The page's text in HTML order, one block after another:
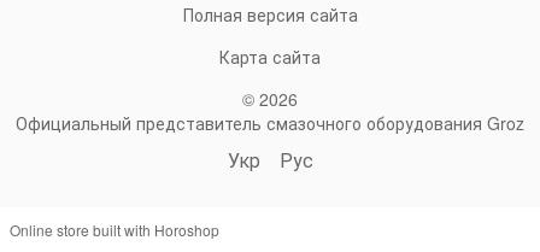
Полная версия сайта
Карта сайта
© 2026
Официальный представитель смазочного оборудования Groz
Укр Рус
Online store built with Horoshop